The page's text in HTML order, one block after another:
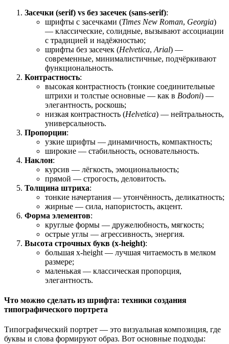
Засечки (serif) vs без засечек (sans‑serif):
шрифты с засечками (Times New Roman, Georgia)
— классические, солидные, вызывают ассоциации
с традицией и надёжностью;
шрифты без засечек (Helvetica, Arial) —
современные, минималистичные, подчёркивают
функциональность.
Контрастность:
высокая контрастность (тонкие соединительные
штрихи и толстые основные — как в Bodoni) —
элегантность, роскошь;
низкая контрастность (Helvetica) — нейтральность,
универсальность.
Пропорции:
узкие шрифты — динамичность, компактность;
широкие — стабильность, основательность.
Наклон:
курсив — лёгкость, эмоциональность;
прямой — строгость, деловитость.
Толщина штриха:
тонкие начертания — утончённость, деликатность;
жирные — сила, напористость, акцент.
Форма элементов:
круглые формы — дружелюбность, мягкость;
острые углы — агрессивность, энергия.
Высота строчных букв (x‑height):
большая x‑height — лучшая читаемость в мелком
размере;
маленькая — классическая пропорция,
элегантность.
Что можно сделать из шрифта: техники создания
типографического портрета
Типографический портрет — это визуальная композиция, где
буквы и слова формируют образ. Вот основные подходы: